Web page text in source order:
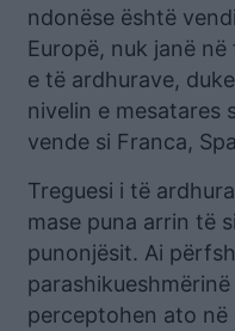
ndonëse është
Europë, nuk janë
e të ardhurave,
nivelin e mesatares
vende si Franca,
Treguesi i të
mase puna arrin të
punonjësit. Ai
perceptohen ato